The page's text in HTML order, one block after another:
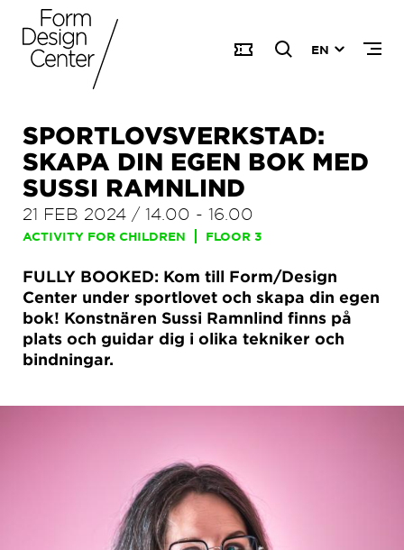
EN
SPORTLOVSVERKSTAD:
SKAPA DIN EGEN BOK MED
SUSSI RAMNLIND
21 FEB 2024 / 14.00 - 16.00
ACTIVITY FOR CHILDREN FLOOR 3
FULLY BOOKED: Kom till Form/Design
Center under sportlovet och skapa din egen
bok! Konstnären Sussi Ramnlind finns på
plats och guidar dig i olika tekniker och
bindningar.